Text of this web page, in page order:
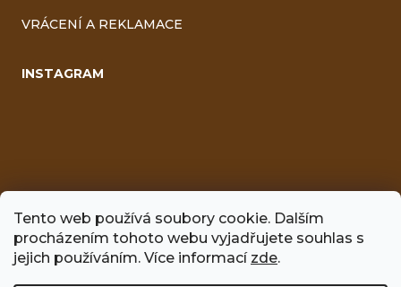
Tento web používá soubory cookie. Dalším
procházením tohoto webu vyjadřujete souhlas s
jejich používáním. Více informací zde.
VRÁCENÍ A REKLAMACE
INSTAGRAM
FACEBOOK